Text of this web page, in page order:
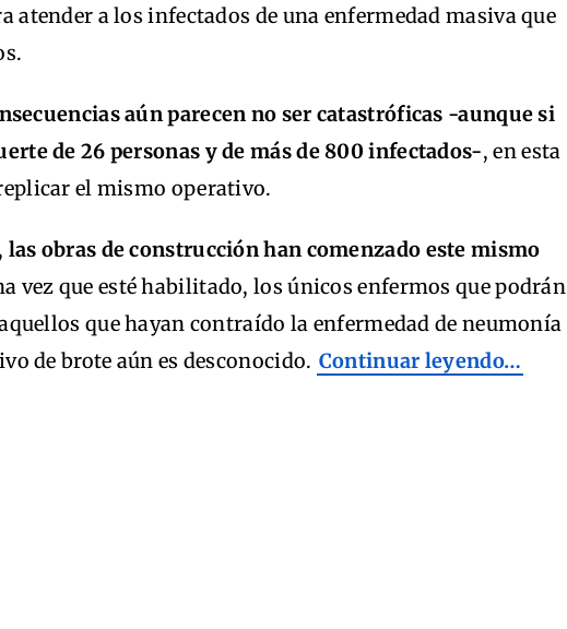
atender a los infectados de una enfermedad masiva que
aún parecen no ser catastróficas -aunque si
de 26 personas y de más de 800 infectados-, en esta
el mismo operativo.
las obras de construcción han comenzado este mismo
vez que esté habilitado, los únicos enfermos que podrán
que hayan contraído la enfermedad de neumonía
de brote aún es desconocido. Continuar leyendo…